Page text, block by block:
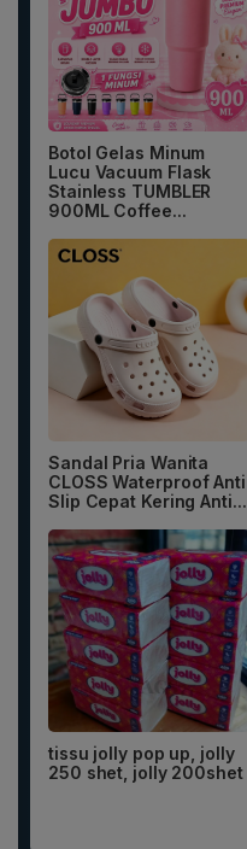
Botol Gelas Minum
Lucu Vacuum Flask
Stainless TUMBLER
900ML Coffee...
Sandal Pria Wanita
CLOSS Waterproof Anti
Slip Cepat Kering Anti...
tissu jolly pop up, jolly
250 shet, jolly 200shet